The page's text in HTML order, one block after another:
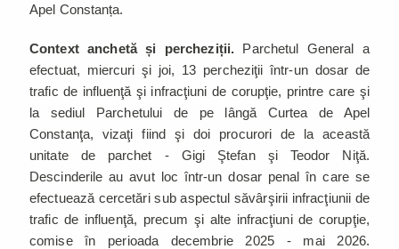
Apel Constanța.
Context anchetă și percheziții. Parchetul General a
efectuat, miercuri şi joi, 13 percheziţii într-un dosar de
trafic de influenţă şi infracţiuni de corupţie, printre care şi
la sediul Parchetului de pe lângă Curtea de Apel
Constanţa, vizaţi fiind şi doi procurori de la această
unitate de parchet - Gigi Ştefan şi Teodor Niţă.
Descinderile au avut loc într-un dosar penal în care se
efectuează cercetări sub aspectul săvârşirii infracţiunii de
trafic de influenţă, precum şi alte infracţiuni de corupţie,
comise în perioada decembrie 2025 - mai 2026.